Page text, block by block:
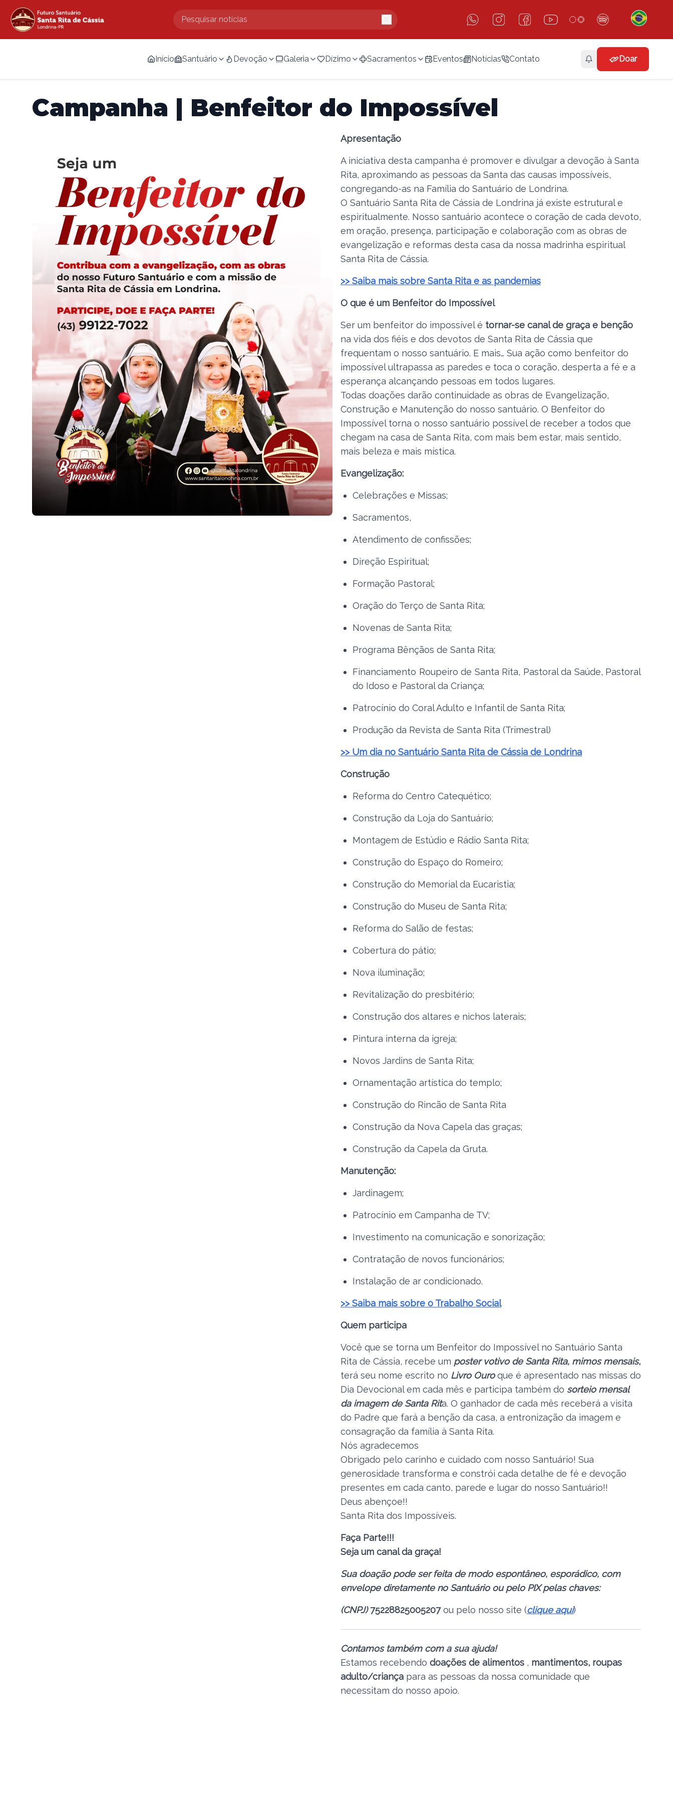
Início Santuário Devoção Galeria Dízimo Sacramentos Eventos Notícias Contato Doar
Campanha | Benfeitor do Impossível
Apresentação
A iniciativa desta campanha é promover e divulgar a devoção à Santa
Rita, aproximando as pessoas da Santa das causas impossíveis,
congregando-as na Família do Santuário de Londrina.
O Santuário Santa Rita de Cássia de Londrina já existe estrutural e
espiritualmente. Nosso santuário acontece o coração de cada devoto,
em oração, presença, participação e colaboração com as obras de
evangelização e reformas desta casa da nossa madrinha espiritual
Santa Rita de Cássia.
>> Saiba mais sobre Santa Rita e as pandemias
O que é um Benfeitor do Impossível
Ser um benfeitor do impossível é tornar-se canal de graça e benção
na vida dos fiéis e dos devotos de Santa Rita de Cássia que
frequentam o nosso santuário. E mais… Sua ação como benfeitor do
impossível ultrapassa as paredes e toca o coração, desperta a fé e a
esperança alcançando pessoas em todos lugares.
Todas doações darão continuidade as obras de Evangelização,
Construção e Manutenção do nosso santuário. O Benfeitor do
Impossível torna o nosso santuário possível de receber a todos que
chegam na casa de Santa Rita, com mais bem estar, mais sentido,
mais beleza e mais mística.
Evangelização:
Celebrações e Missas;
Sacramentos,
Atendimento de confissões;
Direção Espiritual;
Formação Pastoral;
Oração do Terço de Santa Rita;
Novenas de Santa Rita;
Programa Bênçãos de Santa Rita;
Financiamento Roupeiro de Santa Rita, Pastoral da Saúde, Pastoral
do Idoso e Pastoral da Criança;
Patrocínio do Coral Adulto e Infantil de Santa Rita;
Produção da Revista de Santa Rita (Trimestral)
>> Um dia no Santuário Santa Rita de Cássia de Londrina
Construção
Reforma do Centro Catequético;
Construção da Loja do Santuário;
Montagem de Estúdio e Rádio Santa Rita;
Construção do Espaço do Romeiro;
Construção do Memorial da Eucaristia;
Construção do Museu de Santa Rita;
Reforma do Salão de festas;
Cobertura do pátio;
Nova iluminação;
Revitalização do presbitério;
Construção dos altares e nichos laterais;
Pintura interna da igreja;
Novos Jardins de Santa Rita;
Ornamentação artística do templo;
Construção do Rincão de Santa Rita
Construção da Nova Capela das graças;
Construção da Capela da Gruta.
Manutenção:
Jardinagem;
Patrocínio em Campanha de TV;
Investimento na comunicação e sonorização;
Contratação de novos funcionários;
Instalação de ar condicionado.
>> Saiba mais sobre o Trabalho Social
Quem participa
Você que se torna um Benfeitor do Impossível no Santuário Santa
Rita de Cássia, recebe um poster votivo de Santa Rita, mimos mensais,
terá seu nome escrito no Livro Ouroque é apresentado nas missas do
Dia Devocional em cada mês e participa também do sorteio mensal
da imagem de Santa Rita. O ganhador de cada mês receberá a visita
do Padre que fará a benção da casa, a entronização da imagem e
consagração da família à Santa Rita.
Nós agradecemos
Obrigado pelo carinho e cuidado com nosso Santuário! Sua
generosidade transforma e constrói cada detalhe de fé e devoção
presentes em cada canto, parede e lugar do nosso Santuário!!
Deus abençoe!!
Santa Rita dos Impossíveis.
Faça Parte!!!
Seja um canal da graça!
Sua doação pode ser feita de modo espontâneo, esporádico, com
envelope diretamente no Santuário ou pelo PIX pelas chaves:
(CNPJ)75228825005207ou pelo nosso site (clique aqui)
Contamos também com a sua ajuda!
Estamos recebendo doações de alimentos , mantimentos, roupas
adulto/criança para as pessoas da nossa comunidade que
necessitam do nosso apoio.